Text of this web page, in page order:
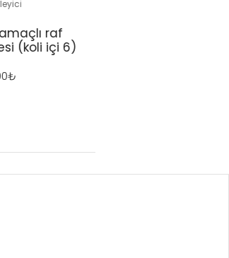
raf
(koli̇ i̇çi̇ 6)